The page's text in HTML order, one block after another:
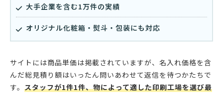
大手企業を含む1万件の実績
オリジナル化粧箱・熨斗・包装にも対応
サイトには商品単価は掲載されていますが、名入れ価格を含
んだ総見積り額はいったん問いあわせて返信を待つかたちで
す。 スタッフが1件1件、物によって適した印刷工場を選び最